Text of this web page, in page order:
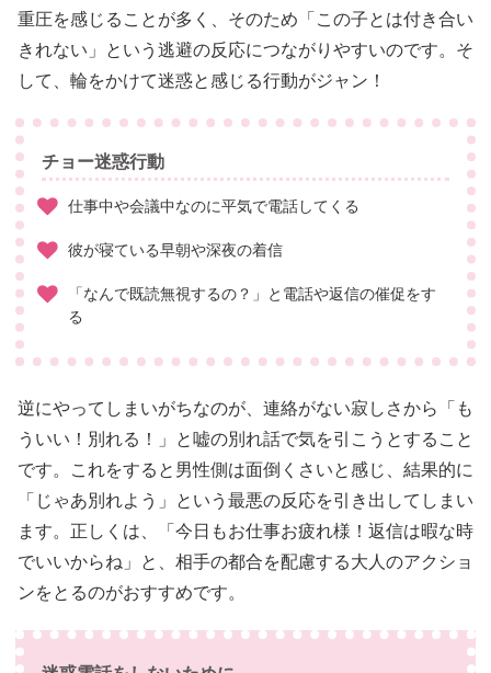
重圧を感じることが多く、そのため「この子とは付き合い
きれない」という逃避の反応につながりやすいのです。そ
して、輪をかけて迷惑と感じる行動がジャン！
チョー迷惑行動
仕事中や会議中なのに平気で電話してくる
彼が寝ている早朝や深夜の着信
「なんで既読無視するの？」と電話や返信の催促をす
る
逆にやってしまいがちなのが、連絡がない寂しさから「も
ういい！別れる！」と嘘の別れ話で気を引こうとすること
です。これをすると男性側は面倒くさいと感じ、結果的に
「じゃあ別れよう」という最悪の反応を引き出してしまい
ます。正しくは、「今日もお仕事お疲れ様！返信は暇な時
でいいからね」と、相手の都合を配慮する大人のアクショ
ンをとるのがおすすめです。